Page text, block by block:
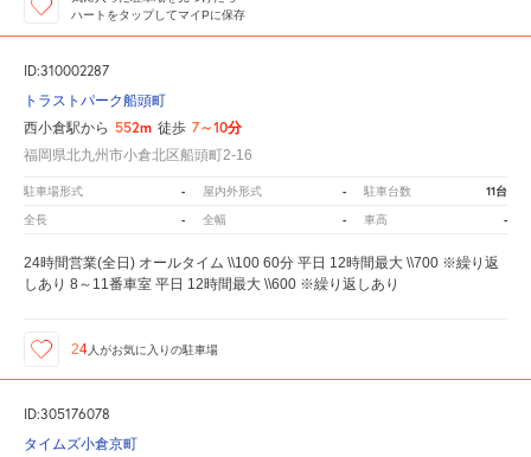
ハートをタップしてマイPに保存
ID:310002287
トラストパーク船頭町
西小倉駅から 552m 徒歩 7～10分
福岡県北九州市小倉北区船頭町2-16
駐車場形式 - 屋内外形式 - 駐車台数 11台
全長 - 全幅 - 車高 -
24時間営業(全日) オールタイム \\100 60分 平日 12時間最大 \\700 ※繰り返
しあり 8～11番車室 平日 12時間最大 \\600 ※繰り返しあり
24 人がお気に入りの駐車場
ID:305176078
タイムズ小倉京町